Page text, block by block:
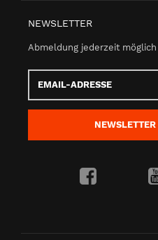
NEWSLETTER
Abmeldung jederzeit möglich
Adresse
NEWSLETTER